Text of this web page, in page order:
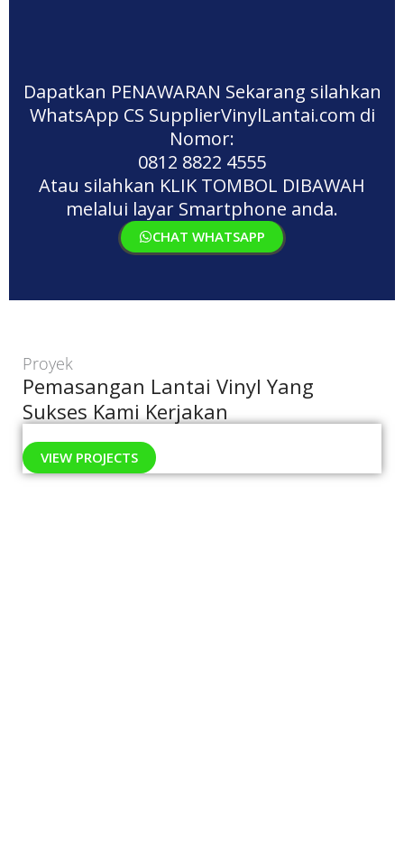
Dapatkan PENAWARAN Sekarang silahkan
WhatsApp CS SupplierVinylLantai.com di
Nomor:
0812 8822 4555
Atau silahkan KLIK TOMBOL DIBAWAH
melalui layar Smartphone anda.
CHAT WHATSAPP
Proyek
Pemasangan Lantai Vinyl Yang
Sukses Kami Kerjakan
VIEW PROJECTS